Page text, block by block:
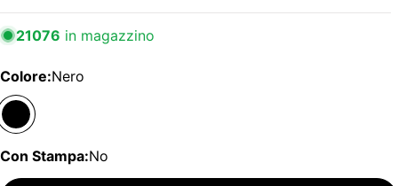
21076 in magazzino
Colore:Nero
Con Stampa:No